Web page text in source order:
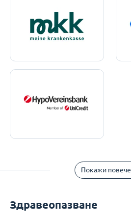
Покажи повече
Здравеопазване